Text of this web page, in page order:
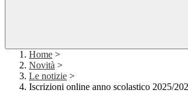
Home >
Novità >
Le notizie >
Iscrizioni online anno scolastico 2025/